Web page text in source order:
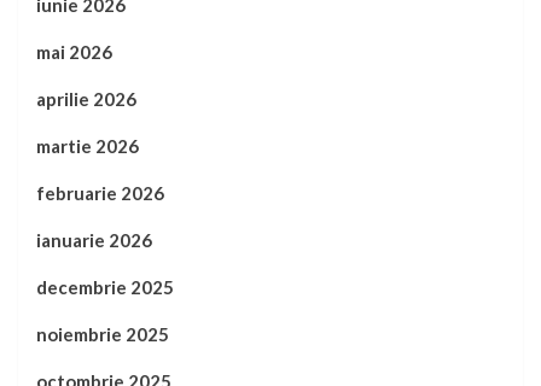
iunie 2026
mai 2026
aprilie 2026
martie 2026
februarie 2026
ianuarie 2026
decembrie 2025
noiembrie 2025
octombrie 2025